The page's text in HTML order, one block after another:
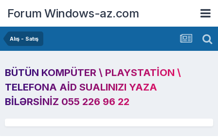
Forum Windows-az.com
Alış - Satış
BÜTÜN KOMPÜTER \ PLAYSTATION \
TELEFONA AID SUALINIZI YAZA
BILƏRSINIZ 055 226 96 22